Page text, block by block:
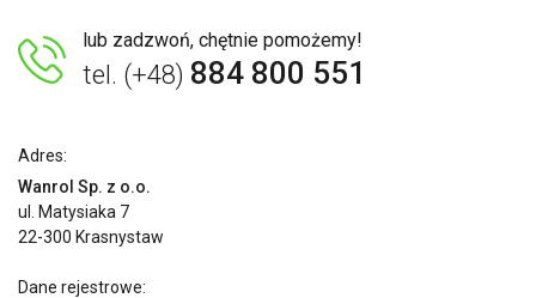
lub zadzwoń, chętnie pomożemy!
tel. (+48) 884 800 551
Adres:
Wanrol Sp. z o.o.
ul. Matysiaka 7
22-300 Krasnystaw
Dane rejestrowe: